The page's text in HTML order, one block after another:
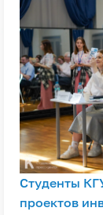
Студенты
проектов